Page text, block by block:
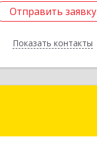
Отправить заявку
Показать контакты
Отправить заявку
Назад